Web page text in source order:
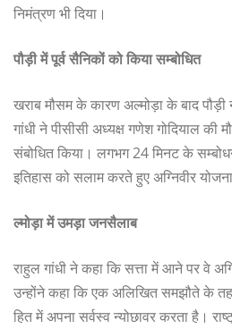
निमंत्रण भी दिया।
पौड़ी में पूर्व सैनिकों को किया सम्बोधित
खराब मौसम के कारण अल्मोड़ा के बाद
गांधी ने पीसीसी अध्यक्ष गणेश गोदियाल की
संबोधित किया। लगभग 24 मिनट के
इतिहास को सलाम करते हुए अग्निवीर
ल्मोड़ा में उमड़ा जनसैलाब
राहुल गांधी ने कहा कि सत्ता में आने पर वे
उन्होंने कहा कि एक अलिखित समझौते के
हित में अपना सर्वस्व न्योछावर करता है।